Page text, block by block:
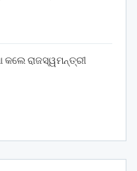
କଲେ ରାଜସ୍ୱମନ୍ତ୍ରୀ